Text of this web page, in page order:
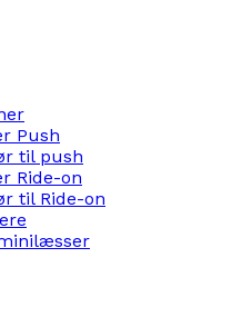
Push
til push
Ride-on
til Ride-on